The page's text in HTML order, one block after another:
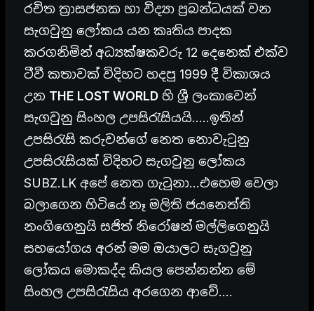
රචිත ත්‍රාසජනක හා විද්‍යා ප්‍රබන්ධයක් වන
සැගවුනු ලෝකය යන කෘතිය පාදක
කරගනිමින් අධ්‍යක්ෂකවරු 12 දෙනෙක් එක්ව
ටීවී කතාවක් විදිහට හදපු 1999 දී විකාශය
උන THE LOST WORLD හි ශ්‍රී ලංකාවෙන්
සැගවුනු සිංහල උපසිරැසියයි…..ඉතින්
උපසිරැසි කරුවන්ගේ නෙත නොවැටුනු
උපසිරැසියක් විදිහට සැගවුනු ලෝකය
SUBZ.LK අපේ නෙත ගැටුනා…එහෙම වෙලා
බලාගෙන හිටියේ නෑ මලිති ජයනෙත්ති
නංගිගෙනුයි සජිත් නිරෝෂන් මල්ලිගෙනුයි
සහයෝගය අරන් මම ඔයාලට සැගවුනු
ලෝකය මොකද්ද කියල පෙන්නන්න මේ
සිංහල උපසිරැසිය අරගෙන ආවේ….